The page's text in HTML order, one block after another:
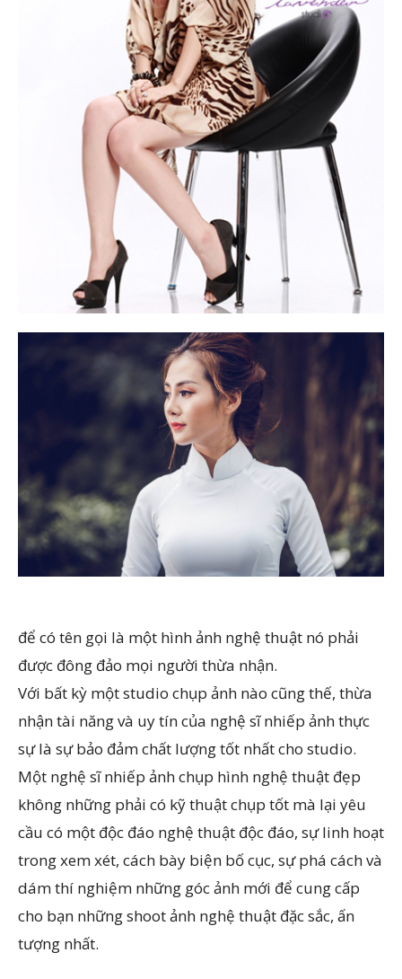
để có tên gọi là một hình ảnh nghệ thuật nó phải
được đông đảo mọi người thừa nhận.
Với bất kỳ một studio chụp ảnh nào cũng thế, thừa
nhận tài năng và uy tín của nghệ sĩ nhiếp ảnh thực
sự là sự bảo đảm chất lượng tốt nhất cho studio.
Một nghệ sĩ nhiếp ảnh chụp hình nghệ thuật đẹp
không những phải có kỹ thuật chụp tốt mà lại yêu
cầu có một độc đáo nghệ thuật độc đáo, sự linh hoạt
trong xem xét, cách bày biện bố cục, sự phá cách và
dám thí nghiệm những góc ảnh mới để cung cấp
cho bạn những shoot ảnh nghệ thuật đặc sắc, ấn
tượng nhất.